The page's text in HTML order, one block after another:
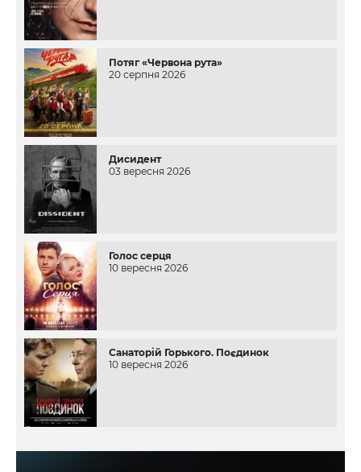
Потяг «Червона рута»
20 серпня 2026
Дисидент
03 вересня 2026
Голос серця
10 вересня 2026
Санаторій Горького. Поєдинок
10 вересня 2026